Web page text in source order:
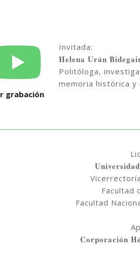
grabación
Invitada:
Helena Urán
Politóloga,
memoria histórica y
Facultad
Facultad
Corporación